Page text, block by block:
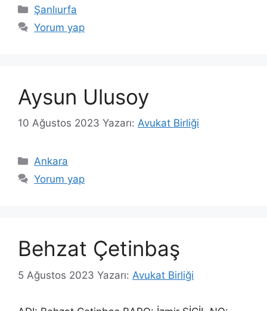
Kategoriler
Şanlıurfa
Yorum yap
Aysun Ulusoy
10 Ağustos 2023 Yazarı: Avukat Birliği
Kategoriler
Ankara
Yorum yap
Behzat Çetinbaş
5 Ağustos 2023 Yazarı: Avukat Birliği